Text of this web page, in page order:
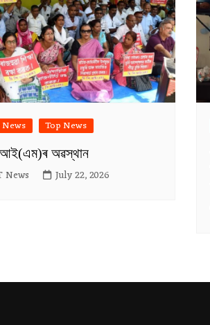
News Top News
অৱস্থান
News July 22, 2026